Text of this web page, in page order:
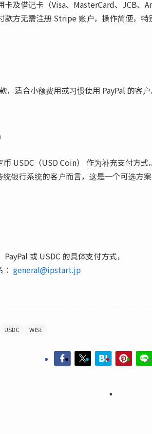
及借记卡（Visa、MasterCard、JCB、
款方无需注册 Stripe 账户，操作简便，特
，适合小额费用或习惯使用 PayPal 的客
USDC（USD Coin） 作为补充支付方式。
银行系统的客户而言，这是一个可选方
或 USDC 的具体支付方式，
general@ipstart.jp
USDC WISE